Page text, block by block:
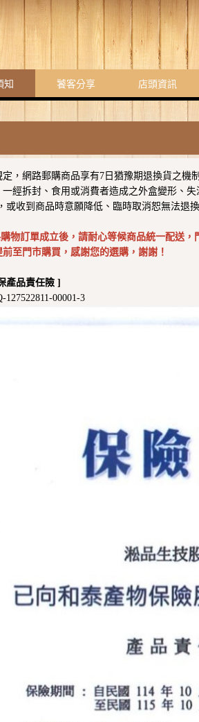
知 饕客分享 店頭資訊
定，網路郵購商品享有7日猶豫期退換貨之
經拆封、食用或消費者造成之外盒變形、
或收到商品時意願降低、臨時取消恕無法退
物訂單成立後，請耐心等候商品統一配送，
至門市購買，感謝您的選購，謝謝！
產品責任險 ]
00001-3